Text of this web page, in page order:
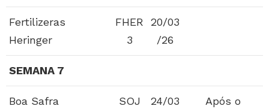
Fertilizeras
Heringer
FHER
3
20/03
/26
SEMANA 7
Boa Safra
SOJ
24/03
Após o